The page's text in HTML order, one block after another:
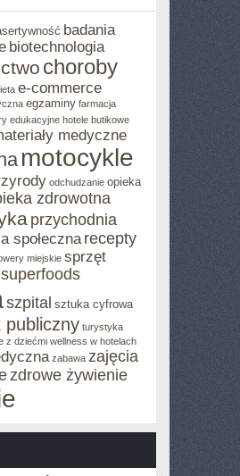
badania
biotechnologia
choroby
e-commerce
egzaminy farmacja
edukacyjne hotele butikowe
medyczne
motocykle
odchudzanie opieka
zdrowotna
przychodnia
społeczna recepty
miejskie sprzęt
superfoods
szpital sztuka cyfrowa
publiczny turystyka
z dziećmi wellness w hotelach
zabawa zajęcia
zdrowe żywienie